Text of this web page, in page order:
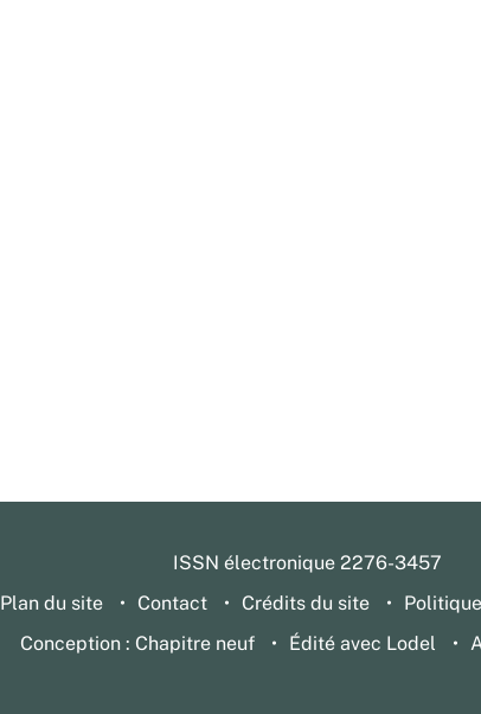
ISSN électronique 2276-3457
Plan du site
Contact Crédits du site
Conception : Chapitre neuf
Édité avec Lodel